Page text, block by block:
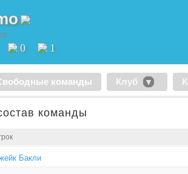
0 1
команды Клуб
команды
Бакли